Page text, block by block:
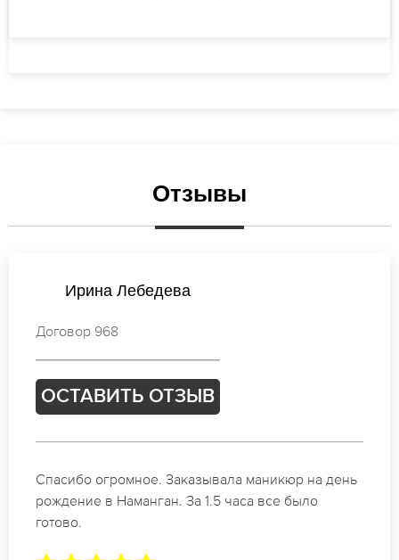
Отзывы
Ирина Петрова
Договор 593
ОСТАВИТЬ ОТЗЫВ
Идеальные специалисты своего дела по
маникюру в Наманган. Замечательный результат.
Буду обращаться еще.